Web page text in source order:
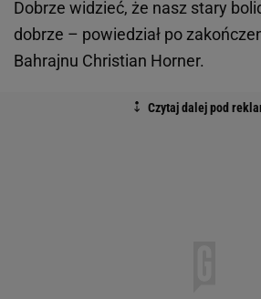
Dobrze widzieć, że nasz stary
dobrze – powiedział po
Bahrajnu Christian Horner.